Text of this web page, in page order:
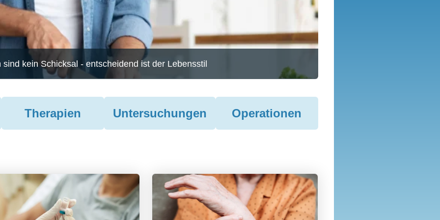
kein Schicksal - entscheidend ist der Lebensstil
Therapien Untersuchungen Operationen